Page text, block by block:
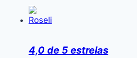
Roseli
4,0 de 5 estrelas